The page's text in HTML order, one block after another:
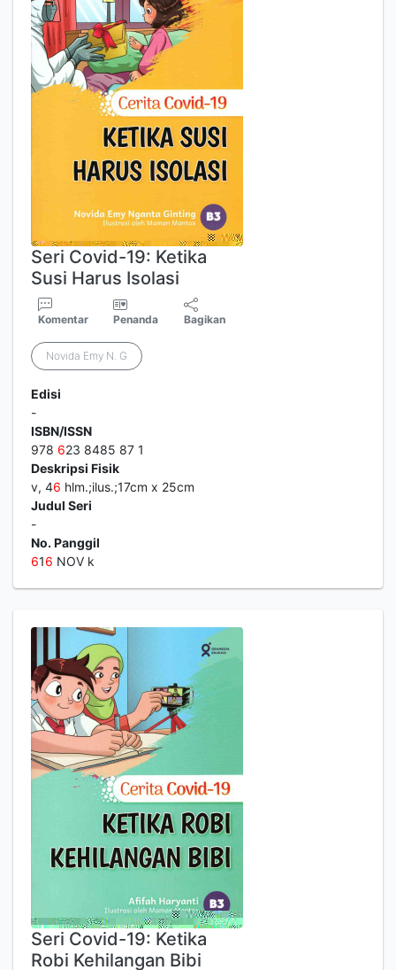
Seri Covid-19: Ketika
Susi Harus Isolasi
Komentar Penanda Bagikan
Novida Emy N. G
Edisi
-
ISBN/ISSN
978 623 8485 87 1
Deskripsi Fisik
v, 46 hlm.;ilus.;17cm x 25cm
Judul Seri
-
No. Panggil
616 NOV k
Seri Covid-19: Ketika
Robi Kehilangan Bibi